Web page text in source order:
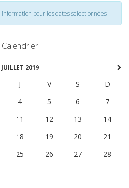
pour les dates selectionnées
Calendrier
JUILLET 2019
J V S
D
4 5 6
7
11 12 13
14
18 19 20
21
25 26 27
28